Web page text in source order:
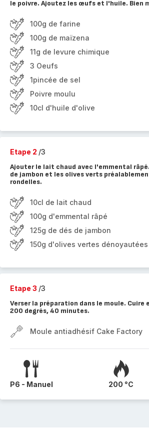
le poivre. Ajoutez les œufs et l'huile. Bien
100g de farine
100g de maïzena
11g de levure chimique
3 Oeufs
1pincée de sel
Poivre moulu
10cl d'huile d'olive
Etape 2 /3
Ajouter le lait chaud avec l'emmental
de jambon et les olives verts
rondelles.
10cl de lait chaud
100g d'emmental râpé
125g de dés de jambon
150g d'olives vertes dénoyautées
Etape 3 /3
Verser la préparation dans le moule. Cuire
200 degrés, 40 minutes.
Moule antiadhésif Cake Factory
P6 - Manuel 200 °C